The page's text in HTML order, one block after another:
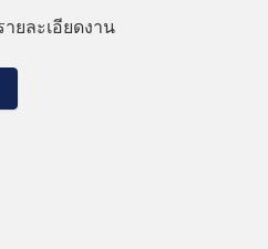
ยละเอียดงาน